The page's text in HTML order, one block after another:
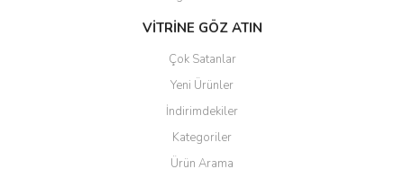
VİTRİNE GÖZ ATIN
Çok Satanlar
Yeni Ürünler
İndirimdekiler
Kategoriler
Ürün Arama